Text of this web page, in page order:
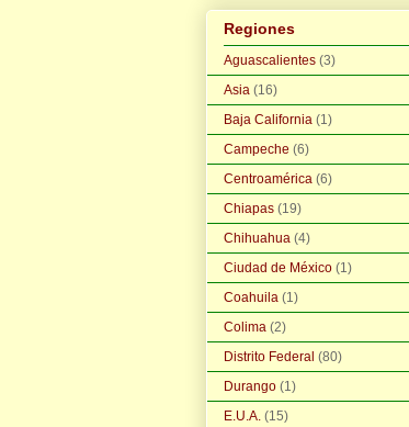
Regiones
Aguascalientes (3)
Asia (16)
Baja California (1)
Campeche (6)
Centroamérica (6)
Chiapas (19)
Chihuahua (4)
Ciudad de México (1)
Coahuila (1)
Colima (2)
Distrito Federal (80)
Durango (1)
E.U.A. (15)